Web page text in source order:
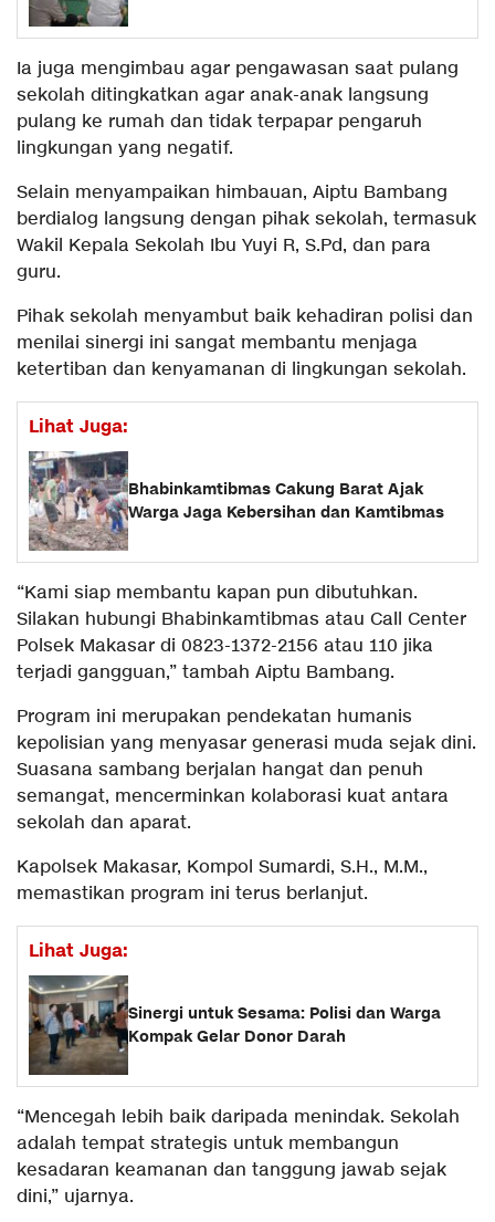
Ia juga mengimbau agar pengawasan saat pulang
sekolah ditingkatkan agar anak-anak langsung
pulang ke rumah dan tidak terpapar pengaruh
lingkungan yang negatif.
Selain menyampaikan himbauan, Aiptu Bambang
berdialog langsung dengan pihak sekolah, termasuk
Wakil Kepala Sekolah Ibu Yuyi R, S.Pd, dan para
guru.
Pihak sekolah menyambut baik kehadiran polisi dan
menilai sinergi ini sangat membantu menjaga
ketertiban dan kenyamanan di lingkungan sekolah.
Lihat Juga:
Bhabinkamtibmas Cakung Barat Ajak
Warga Jaga Kebersihan dan Kamtibmas
“Kami siap membantu kapan pun dibutuhkan.
Silakan hubungi Bhabinkamtibmas atau Call Center
Polsek Makasar di 0823-1372-2156 atau 110 jika
terjadi gangguan,” tambah Aiptu Bambang.
Program ini merupakan pendekatan humanis
kepolisian yang menyasar generasi muda sejak dini.
Suasana sambang berjalan hangat dan penuh
semangat, mencerminkan kolaborasi kuat antara
sekolah dan aparat.
Kapolsek Makasar, Kompol Sumardi, S.H., M.M.,
memastikan program ini terus berlanjut.
Lihat Juga:
Sinergi untuk Sesama: Polisi dan Warga
Kompak Gelar Donor Darah
“Mencegah lebih baik daripada menindak. Sekolah
adalah tempat strategis untuk membangun
kesadaran keamanan dan tanggung jawab sejak
dini,” ujarnya.